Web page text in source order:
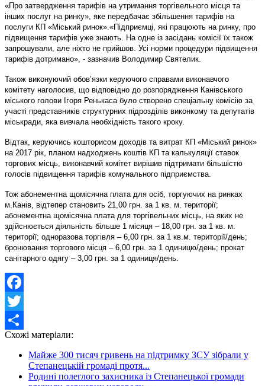
«Про затвердження тарифів на утримання торгівельного місця та
інших послуг на ринку», яке передбачає збільшення тарифів на
послуги КП «Міський ринок».«Підприємці, які працюють на ринку, про
підвищення тарифів уже знають. На одне із засідань комісії їх також
запрошували, але ніхто не прийшов. Усі норми процедури підвищення
тарифів дотримано», - зазначив Володимир Святелик.
Також виконуючий обов’язки керуючого справами виконавчого
комітету наголосив, що відповідно до розпорядження Канівського
міського голови Ігоря Ренькаса було створено спеціальну комісію за
участі представників структурних підрозділів виконкому та депутатів
міськради, яка вивчала необхідність такого кроку.
Відтак, керуючись кошторисом доходів та витрат КП «Міський ринок»
на 2017 рік, планом надходжень коштів КП та калькуляції ставок
торгових місць, виконавчий комітет вирішив підтримати більшістю
голосів підвищення тарифів комунального підприємства.
Тож абонементна щомісячна плата для осіб, торгуючих на ринках
м.Канів, відтепер становить 21,00 грн. за 1 кв. м. території;
абонементна щомісячна плата для торгівельних місць, на яких не
здійснюється діяльність більше 1 місяця – 18,00 грн. за 1 кв. м.
території; одноразова торгівля – 6,00 грн. за 1 кв.м. території/день;
бронювання торгового місця – 6,00 грн. за 1 одиницю/день; прокат
санітарного одягу – 3,00 грн. за 1 одиниця/день.
Facebook
Twitter
Share
Схожі матеріали:
Майже 300 тисяч гривень на підтримку ЗСУ зібрали у
Степанецькій громаді протя...
Родині полеглого захисника із Степанецької громади